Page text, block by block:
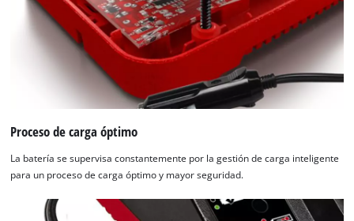
Proceso de carga óptimo
La batería se supervisa constantemente por la gestión de carga inteligente
para un proceso de carga óptimo y mayor seguridad.